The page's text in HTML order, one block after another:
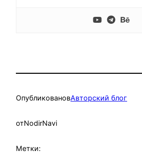
ОпубликовановАвторский блог
отNodirNavi
Метки: